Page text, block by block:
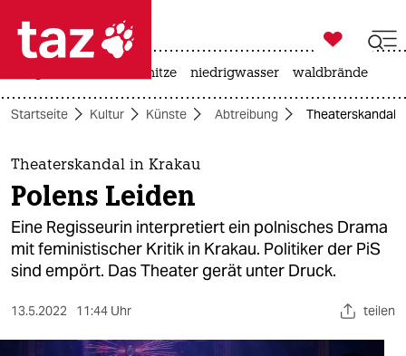
 taz zahl ich
taz zahl ich
themen
politik
öko
gesellschaft

taz zahl ich
hitze niedrigwasser waldbrände
Startseite Kultur Künste Abtreibung Theaterskandal
Theaterskandal in Krakau
Polens Leiden
Eine Regisseurin interpretiert ein polnisches Drama
mit feministischer Kritik in Krakau. Politiker der PiS
sind empört. Das Theater gerät unter Druck.
13.5.2022 11:44 Uhr teilen